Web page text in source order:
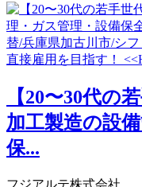
【20〜30代の
加工製造の設
保...
フジアルテ株式会社